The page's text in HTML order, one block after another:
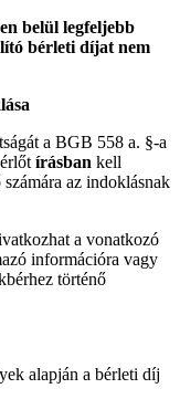
belül legfeljebb
bérleti díjat nem
a BGB 558 a. §-a
írásban kell
az indoklásnak
a vonatkozó
információra vagy
történő
alapján a bérleti díj